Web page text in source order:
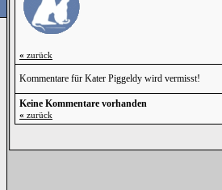
« zurück
Kommentare für Kater Piggeldy wird vermisst!
Keine Kommentare vorhanden
« zurück